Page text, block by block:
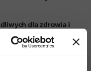
dla zdrowia i
lekką ochronę przed